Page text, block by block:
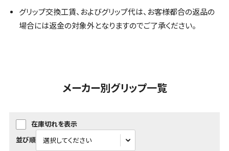
グリップ交換工賃、およびグリップ代は、お客様都合の返品の
場合には返金の対象外となりますのでご了承ください。
メーカー別グリップ一覧
在庫切れを表示
並び順